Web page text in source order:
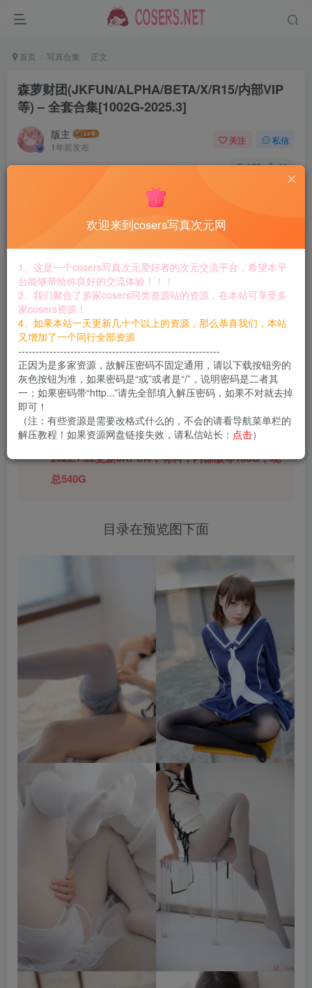
首页 写真合集 正文
森萝财团(JKFUN/ALPHA/BETA/X/R15/内部VIP
等) – 全套合集[1002G-2025.3]
版主
1年前发布
关注 私信
138 11
此内容为付费资源，请付费后查看
8.8
黄金会员免费
您当前未登录！建议登陆后购买，可保存购买订单
2021更新JKFUN 从12开始增加了40套，包
括/ALPHA/BETA/X/R15/有料&无料/GG，更新包含
了大量视频,体积巨大！
2022.7.22更新JKFUN，有料，内部版等180G，现
总540G
目录在预览图下面
欢迎来到cosers写真次元网
1、这是一个cosers写真次元爱好者的次元交流平台，希望本平
台能够带给你良好的交流体验！！！
2、我们聚合了多家cosers同类资源站的资源，在本站可享受多
家cosers资源！
4、如果本站一天更新几十个以上的资源，那么恭喜我们，本站
又增加了一个同行全部资源
----------------------------------------------------------
正因为是多家资源，故解压密码不固定通用，请以下载按钮旁的
灰色按钮为准，如果密码是“或”或者是“/”，说明密码是二者其
一；如果密码带“http...”请先全部填入解压密码，如果不对就去掉
即可！
（注：有些资源是需要改格式什么的，不会的请看导航菜单栏的
解压教程！如果资源网盘链接失效，请私信站长： 点击）